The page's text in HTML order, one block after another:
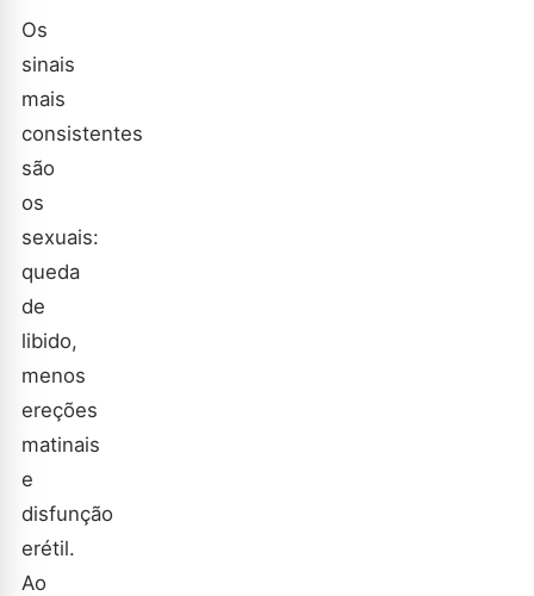
Os
sinais
mais
consistentes
são
os
sexuais:
queda
de
libido,
menos
ereções
matinais
e
disfunção
erétil.
Ao